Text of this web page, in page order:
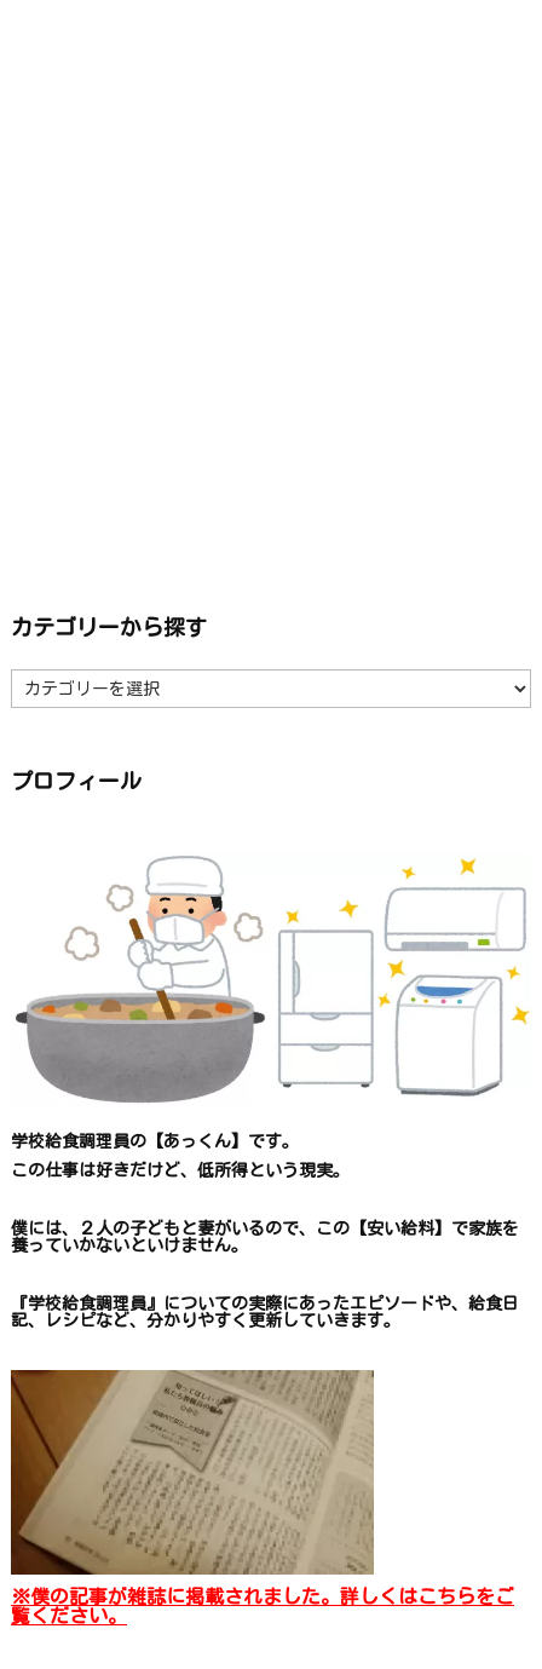
カテゴリーから探す
カ
テ
ゴ
ら
探
プロフィール
学校給食調理員の【あっくん】です。
この仕事は好きだけど、 低所得という現実。
僕には、２人の子どもと妻がいるので、 この【安い給料】で家族を
養っていかないといけません。
『学校給食調理員』についての実際にあったエピソードや、 給食日
記、レシピなど、 分かりやすく更新していきます。
※僕の記事が雑誌に掲載されました。詳しくはこちらをご
覧ください。